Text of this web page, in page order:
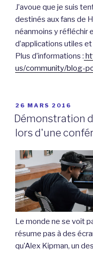
J’avoue que je suis
destinés aux fans de
néanmoins y réfléchir
d’applications utiles
Plus d’informations :
us/community/blog-
PUBLIÉ
LE
26 MARS 2016
Démonstration
lors d'une
Le monde ne se voit
résume pas à des
qu’Alex Kipman, un